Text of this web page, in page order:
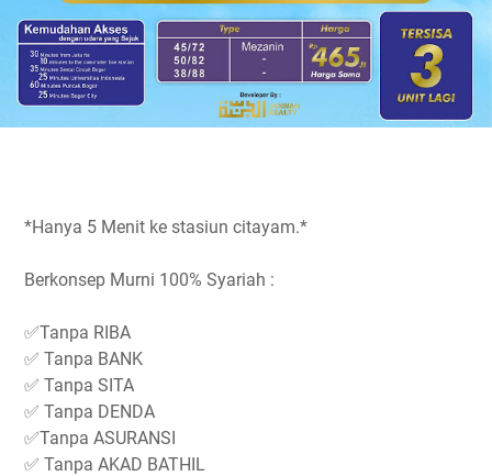
*Hanya 5 Menit ke stasiun citayam.*
Berkonsep Murni 100% Syariah :
✅Tanpa RIBA
✅ Tanpa BANK
✅ Tanpa SITA
✅ Tanpa DENDA
✅Tanpa ASURANSI
✅ Tanpa AKAD BATHIL